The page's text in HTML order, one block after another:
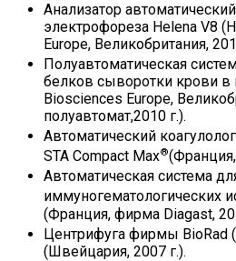
Анализатор
электрофореза Helena V8
Europe, Великобритания,
Полуавтоматическая
белков сыворотки крови в
Biosciences Europe,
полуавтомат,2010 г.).
Автоматический
STA Compact Max®
Автоматическая система
иммуногематологических
(Франция, фирма Diagast,
Центрифуга фирмы BioRad
(Швейцария, 2007 г.).